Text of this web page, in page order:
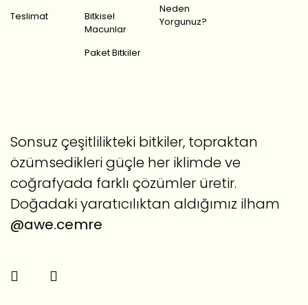
Teslimat
Bitkisel
Macunlar
Paket Bitkiler
Neden
Yorgunuz?
Sonsuz çeşitlilikteki bitkiler, topraktan
özümsedikleri güçle her iklimde ve
coğrafyada farklı çözümler üretir.
Doğadaki yaratıcılıktan aldığımız ilham
@awe.cemre